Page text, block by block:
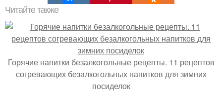
Читайте также
Горячие напитки безалкогольные рецепты. 11 рецептов
согревающих безалкогольных напитков для зимних
посиделок